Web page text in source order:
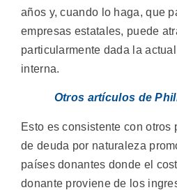
años y, cuando lo haga, que
empresas estatales, puede
particularmente dada la
interna.
Otros artículos de
Esto es consistente con otros
de deuda por naturaleza
países donantes donde el
donante proviene de los